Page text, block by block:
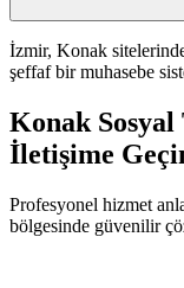
İzmir, Konak
şeffaf bir muhasebe
Konak
İletişime
Profesyonel hizmet
bölgesinde güvenilir